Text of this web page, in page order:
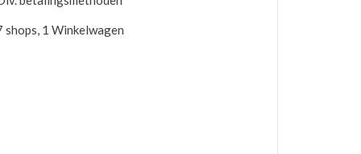
shops, 1 Winkelwagen